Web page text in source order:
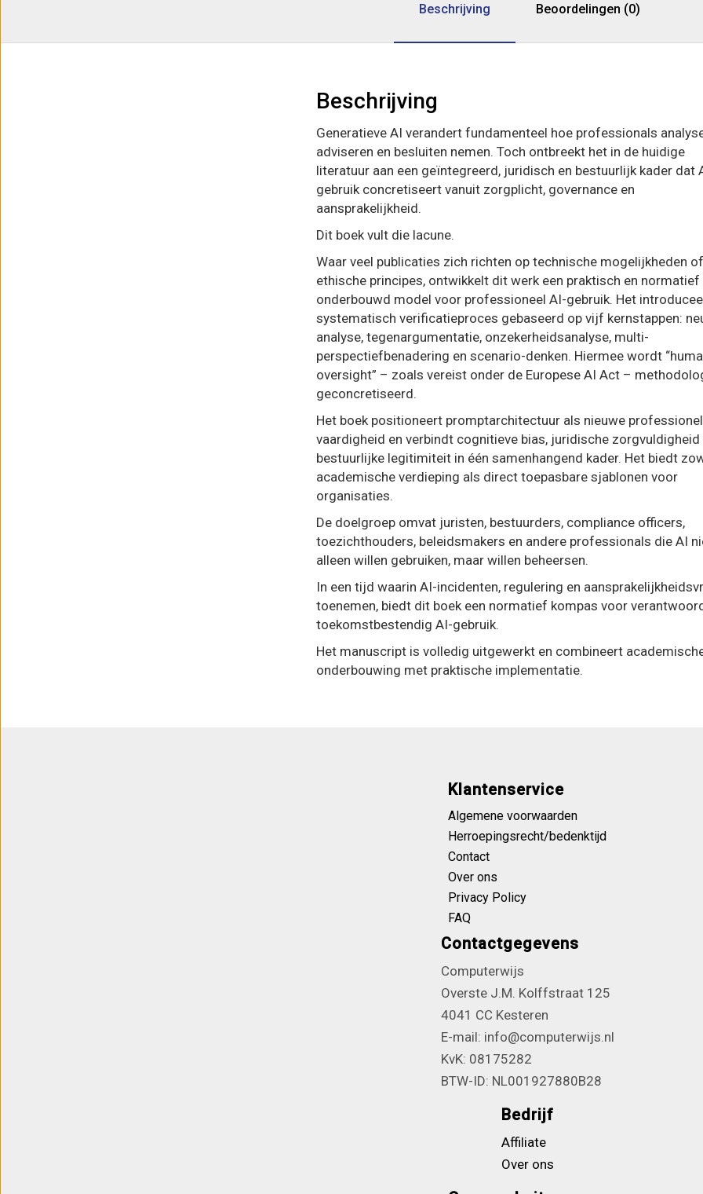
prompten
Beschrijving Beoordelingen (0)
Beschrijving
Generatieve AI verandert fundamenteel hoe professionals
adviseren en besluiten nemen. Toch ontbreekt het in de huidige
literatuur aan een geïntegreerd, juridisch en bestuurlijk kader dat
gebruik concretiseert vanuit zorgplicht, governance en
aansprakelijkheid.
Dit boek vult die lacune.
Waar veel publicaties zich richten op technische mogelijkheden of
ethische principes, ontwikkelt dit werk een praktisch en normatief
onderbouwd model voor professioneel AI-gebruik. Het
systematisch verificatieproces gebaseerd op vijf kernstappen:
analyse, tegenargumentatie, onzekerheidsanalyse, multi-
perspectiefbenadering en scenario-denken. Hiermee wordt
oversight” – zoals vereist onder de Europese AI Act –
geconcretiseerd.
Het boek positioneert promptarchitectuur als nieuwe
vaardigheid en verbindt cognitieve bias, juridische zorgvuldigheid
bestuurlijke legitimiteit in één samenhangend kader. Het biedt
academische verdieping als direct toepasbare sjablonen voor
organisaties.
De doelgroep omvat juristen, bestuurders, compliance officers,
toezichthouders, beleidsmakers en andere professionals die AI
alleen willen gebruiken, maar willen beheersen.
In een tijd waarin AI-incidenten, regulering en
toenemen, biedt dit boek een normatief kompas voor
toekomstbestendig AI-gebruik.
Het manuscript is volledig uitgewerkt en combineert
onderbouwing met praktische implementatie.
Klantenservice
Algemene voorwaarden
Herroepingsrecht/bedenktijd
Contact
Over ons
Privacy Policy
FAQ
Contactgegevens
Computerwijs
Overste J.M. Kolffstraat 125
4041 CC Kesteren
E-mail: info@computerwijs.nl
KvK: 08175282
BTW-ID: NL001927880B28
Bedrijf
Affiliate
Over ons